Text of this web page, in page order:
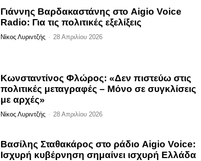
Γιάννης Βαρδακαστάνης στο Aigio Voice
Radio: Για τις πολιτικές εξελίξεις
Νίκος Λυριντζής - 28 Απριλίου 2026
Κωνσταντίνος Φλώρος: «Δεν πιστεύω στις
πολιτικές μεταγραφές – Μόνο σε συγκλίσεις
με αρχές»
Νίκος Λυριντζής - 28 Απριλίου 2026
Βασίλης Σταθακάρος στο ράδιο Aigio Voice:
Ισχυρή κυβέρνηση σημαίνει ισχυρή Ελλάδα